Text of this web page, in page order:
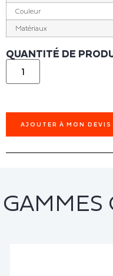
Couleur
Matériaux
QUANTITÉ DE
AJOUTER À MON DEVIS
GAMMES